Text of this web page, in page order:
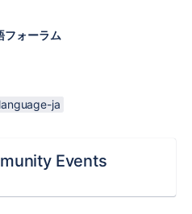
フォーラム
language-ja
Events